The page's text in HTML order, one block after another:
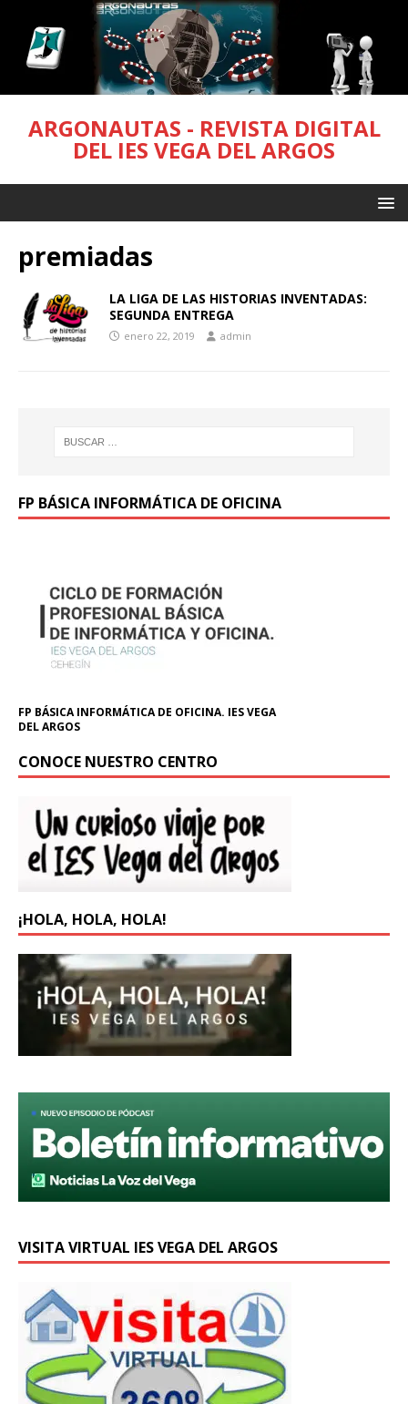
ARGONAUTAS - REVISTA DIGITAL
DEL IES VEGA DEL ARGOS
premiadas
LA LIGA DE LAS HISTORIAS INVENTADAS:
SEGUNDA ENTREGA
enero 22, 2019 admin
FP BÁSICA INFORMÁTICA DE OFICINA
FP BÁSICA INFORMÁTICA DE OFICINA. IES VEGA
DEL ARGOS
CONOCE NUESTRO CENTRO
¡HOLA, HOLA, HOLA!
VISITA VIRTUAL IES VEGA DEL ARGOS